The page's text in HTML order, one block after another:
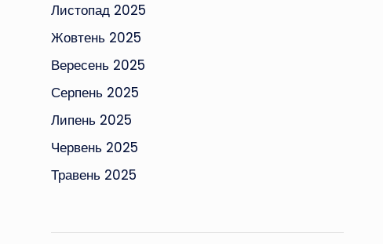
Листопад 2025
Жовтень 2025
Вересень 2025
Серпень 2025
Липень 2025
Червень 2025
Травень 2025